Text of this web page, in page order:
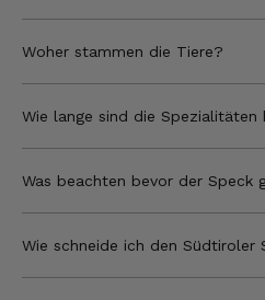
Woher stammen die Tiere?
Wie lange sind die Spezialitäten
Was beachten bevor der Speck
Wie schneide ich den Südtiroler